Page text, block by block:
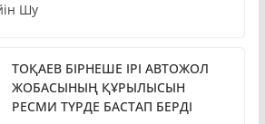
Шу
ТОҚАЕВ БІРНЕШЕ ІРІ АВТОЖОЛ
ЖОБАСЫНЫҢ ҚҰРЫЛЫСЫН
РЕСМИ ТҮРДЕ БАСТАП БЕРДІ